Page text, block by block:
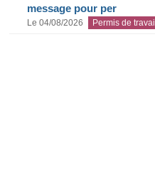
message pour per
Le 04/08/2026 Permis de travail